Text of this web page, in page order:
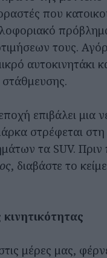
που
τους.
αυτοκινητάκι
επιβάλει μια
στρέφεται
τα SUV. Πριν
, διαβάστε το
μέρες μας,